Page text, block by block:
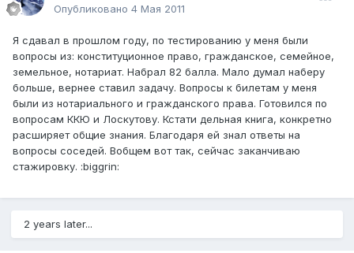
Опубликовано 4 Мая 2011
Я сдавал в прошлом году, по тестированию у меня были
вопросы из: конституционное право, гражданское, семейное,
земельное, нотариат. Набрал 82 балла. Мало думал наберу
больше, вернее ставил задачу. Вопросы к билетам у меня
были из нотариального и гражданского права. Готовился по
вопросам ККЮ и Лоскутову. Кстати дельная книга, конкретно
расширяет общие знания. Благодаря ей знал ответы на
вопросы соседей. Вобщем вот так, сейчас заканчиваю
стажировку. :biggrin:
2 years later...